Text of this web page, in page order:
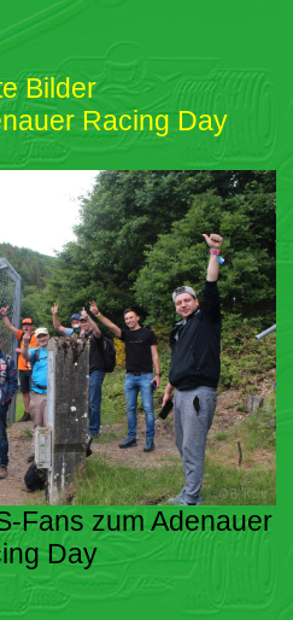
Bilder
Racing Day
Fans zum Adenauer
Day